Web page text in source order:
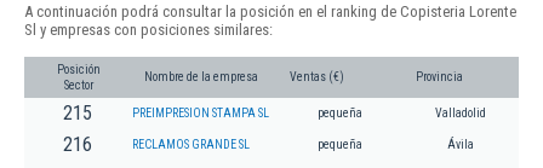
A continuación podrá consultar la posición en el ranking de Copisteria Lorente
Sl y empresas con posiciones similares:
Posición
Sector
Nombre de la empresa Ventas (€) Provincia
215 PREIMPRESION STAMPA SL pequeña Valladolid
216 RECLAMOS GRANDE SL pequeña Ávila